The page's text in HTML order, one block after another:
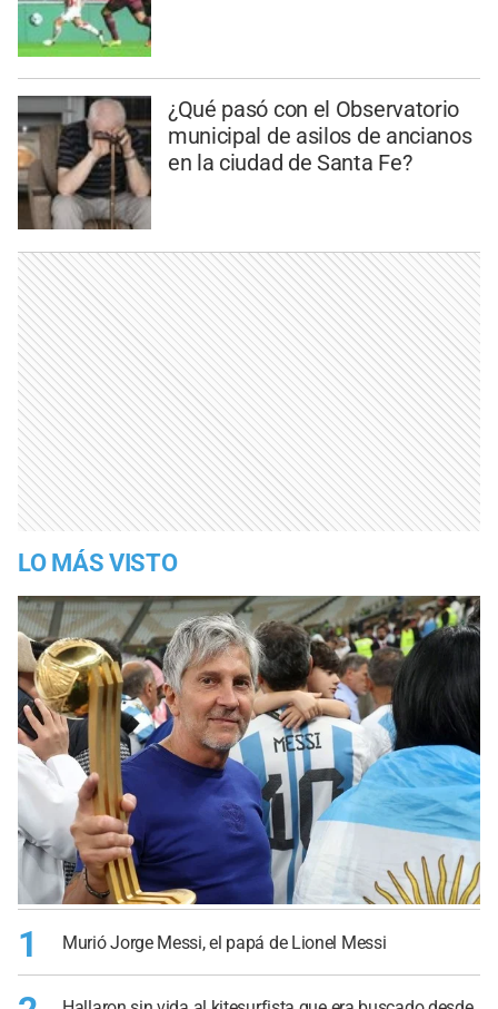
¿Qué pasó con el Observatorio
municipal de asilos de ancianos
en la ciudad de Santa Fe?
LO MÁS VISTO
1 Murió Jorge Messi, el papá de Lionel Messi